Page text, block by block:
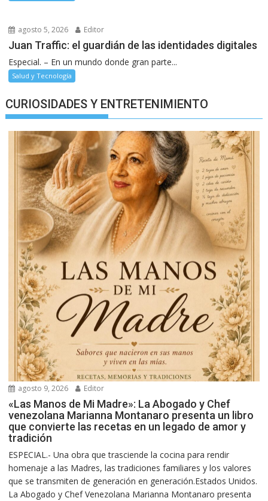
agosto 5, 2026 Editor
Juan Traffic: el guardián de las identidades digitales
Especial. – En un mundo donde gran parte...
Salud y Tecnología
CURIOSIDADES Y ENTRETENIMIENTO
agosto 9, 2026 Editor
«Las Manos de Mi Madre»: La Abogado y Chef
venezolana Marianna Montanaro presenta un libro
que convierte las recetas en un legado de amor y
tradición
ESPECIAL.- Una obra que trasciende la cocina para rendir
homenaje a las Madres, las tradiciones familiares y los valores
que se transmiten de generación en generación.Estados Unidos.
La Abogado y Chef Venezolana Marianna Montanaro presenta